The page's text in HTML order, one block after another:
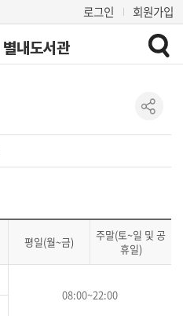
로그인 회원가입
별내도서관
평일(월~금)
주말(토~일 및 공
휴일)
08:00~22:00